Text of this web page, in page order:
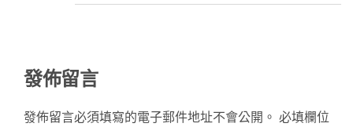
發佈留言
發佈留言必須填寫的電子郵件地址不會公開。 必填欄位